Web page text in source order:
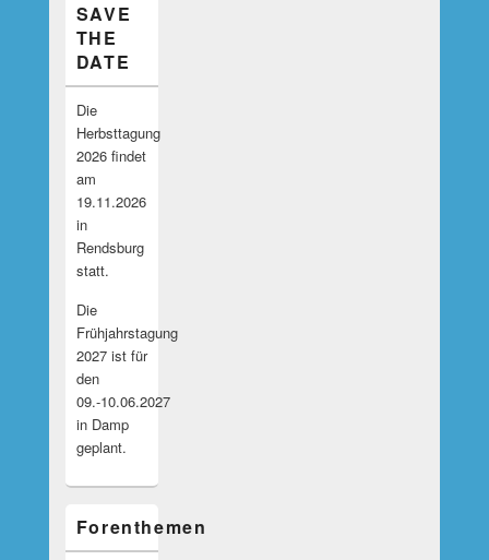
SAVE
THE
DATE
Die
Herbsttagung
2026 findet
am
19.11.2026
in
Rendsburg
statt.
Die
Frühjahrstagung
2027 ist für
den
09.-10.06.2027
in Damp
geplant.
Forenthemen